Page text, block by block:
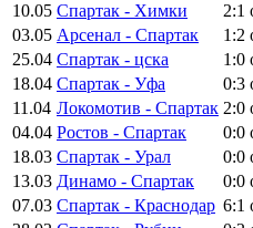
10.05 Спартак - Химки 2:1
03.05 Арсенал - Спартак 1:2
25.04 Спартак - цска 1:0
18.04 Спартак - Уфа 0:3
11.04 Локомотив - Спартак 2:0
04.04 Ростов - Спартак 0:0
18.03 Спартак - Урал 0:0
13.03 Динамо - Спартак 0:0
07.03 Спартак - Краснодар 6:1